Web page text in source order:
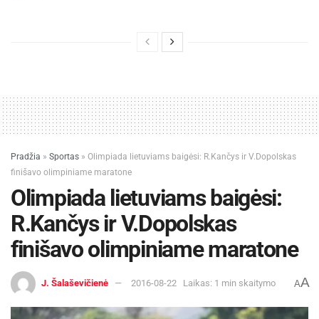
42. Armėnija 1 3 0 4
43. Čekija 1 2 7 10
44. Etiopija 1 2 5 8
45. Slovėnija 1 2 1 4
46. Indonezija 1 2 0 3
47. Rumunija 1 1 3 5
Pradžia » Sportas » Olimpiada lietuviams baigėsi: R.Kančys ir V.Dopolskas
finišavo olimpiniame maratone
Olimpiada lietuviams baigėsi:
R.Kančys ir V.Dopolskas
finišavo olimpiniame maratone
J. Šalaševičienė 2016-08-22 Laikas: 1 min skaitymo AA